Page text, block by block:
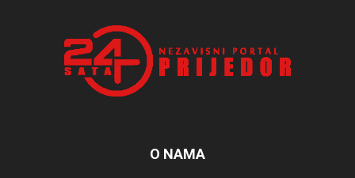
O NAMA